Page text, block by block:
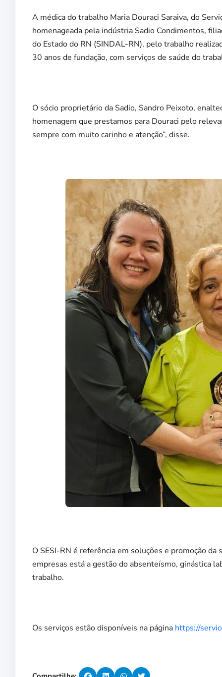
A médica do trabalho Maria Douraci Saraiva, do
homenageada pela indústria Sadio Condimentos,
do Estado do RN (SINDAL-RN), pelo trabalho
30 anos de fundação, com serviços de saúde do
O sócio proprietário da Sadio, Sandro Peixoto,
homenagem que prestamos para Douraci pelo
sempre com muito carinho e atenção”, disse.
O SESI-RN é referência em soluções e promoção
empresas está a gestão do absenteísmo, ginástica
trabalho.
Os serviços estão disponíveis na página https://